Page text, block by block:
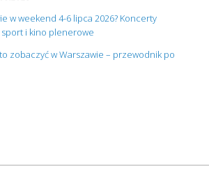
w weekend 4-6 lipca 2026? Koncerty
i kino plenerowe
zobaczyć w Warszawie – przewodnik po